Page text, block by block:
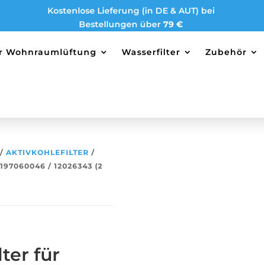
Kostenlose Lieferung (in DE & AUT) bei
Bestellungen über 79 €
Wohnraumlüftung Wasserfilter Zubehör
/AKTIVKOHLEFILTER /
/ 12026343 (2
für